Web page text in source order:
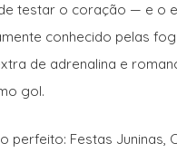
testar o coração — e o
conhecido pelas
de adrenalina e
gol.
perfeito: Festas Juninas,